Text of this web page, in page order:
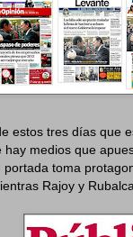
estos tres días que
hay medios que
portada toma
Rajoy y